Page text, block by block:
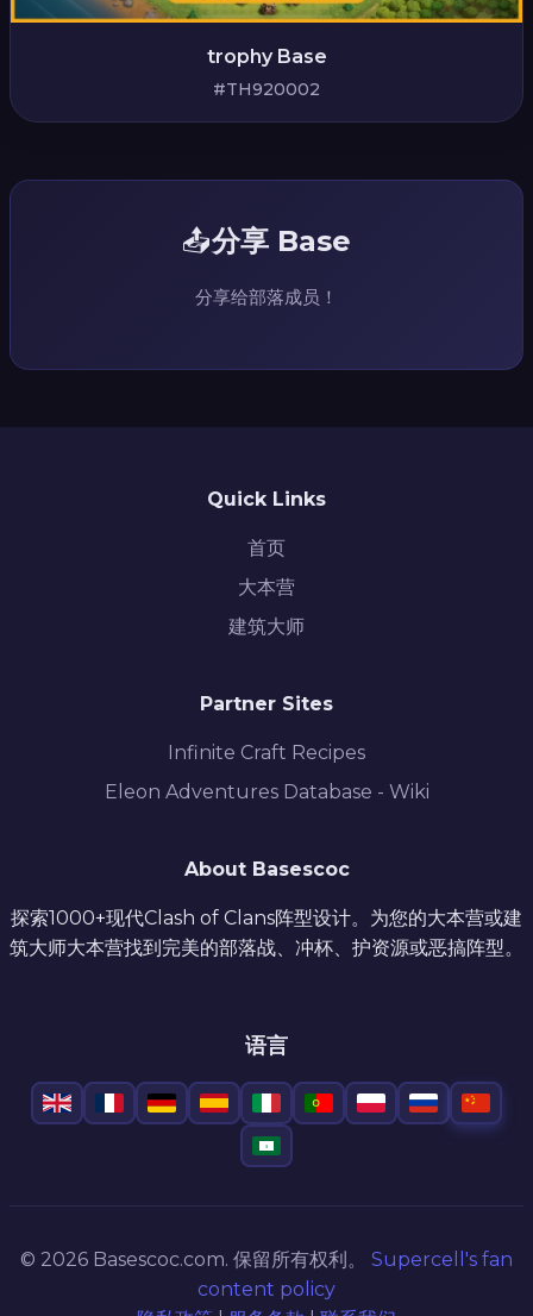
trophy Base
#TH920002
📤分享 Base
分享给部落成员！
Quick Links
首页
大本营
建筑大师
Partner Sites
Infinite Craft Recipes
Eleon Adventures Database - Wiki
About Basescoc
探索1000+现代Clash of Clans阵型设计。为您的大本营或建
筑大师大本营找到完美的部落战、冲杯、护资源或恶搞阵型。
语言
© 2026 Basescoc.com. 保留所有权利。 Supercell's fan
content policy